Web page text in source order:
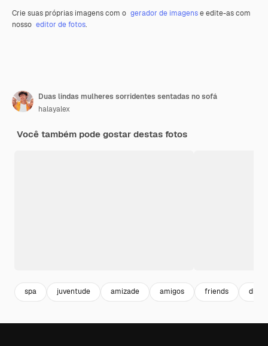
Crie suas próprias imagens com o gerador de imagense edite-as com
nosso editor de fotos.
Duas lindas mulheres sorridentes sentadas no sofá
halayalex
Você também pode gostar destas fotos
spa juventude amizade amigos friends